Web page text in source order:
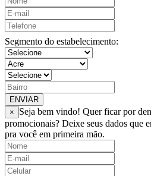
Segmento do estabelecimento:
ENVIAR
×
Seja bem vindo! Quer ficar por
promocionais? Deixe seus dados que
pra você em primeira mão.